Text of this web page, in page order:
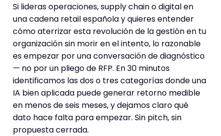
Si lideras operaciones, supply chain o digital en
una cadena retail española y quieres entender
cómo aterrizar esta revolución de la gestión en tu
organización sin morir en el intento, lo razonable
es empezar por una conversación de diagnóstico
— no por un pliego de RFP. En 30 minutos
identificamos las dos o tres categorías donde una
IA bien aplicada puede generar retorno medible
en menos de seis meses, y dejamos claro qué
dato hace falta para empezar. Sin pitch, sin
propuesta cerrada.